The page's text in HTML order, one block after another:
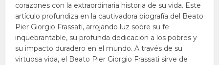
corazones con la extraordinaria historia de su vida. Este
artículo profundiza en la cautivadora biografía del Beato
Pier Giorgio Frassati, arrojando luz sobre su fe
inquebrantable, su profunda dedicación a los pobres y
su impacto duradero en el mundo. A través de su
virtuosa vida, el Beato Pier Giorgio Frassati sirve de